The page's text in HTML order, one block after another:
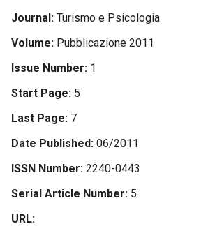
Journal Turismo e Psicologia
Volume Pubblicazione 2011
Issue Number 1
Start Page 5
Last Page 7
Date Published 06/2011
ISSN Number 2240-0443
Serial Article Number 5
URL